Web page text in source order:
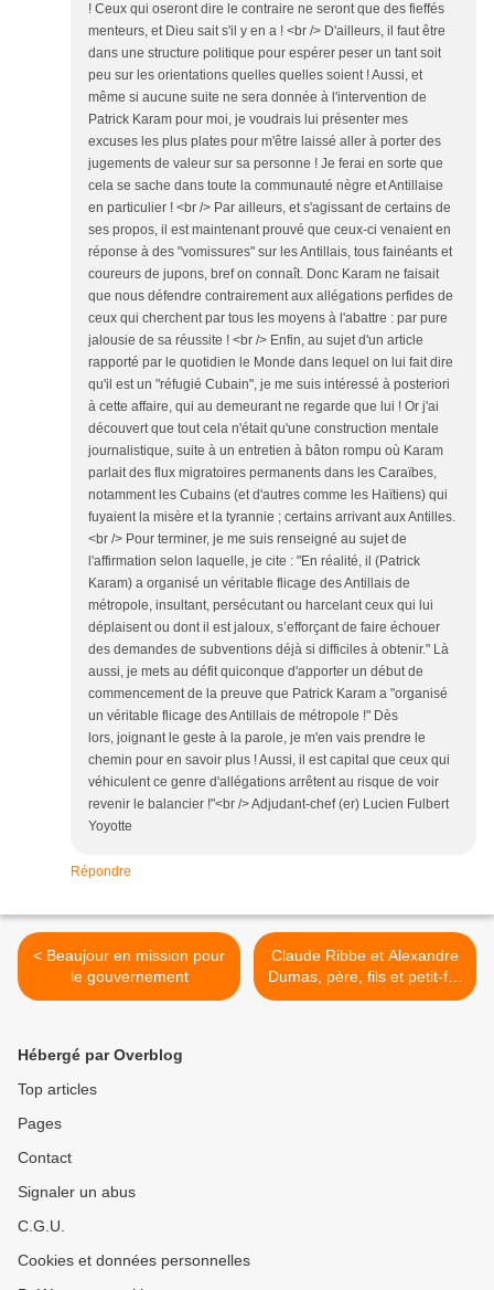
! Ceux qui oseront dire le contraire ne seront que des fieffés
menteurs, et Dieu sait s'il y en a ! <br /> D'ailleurs, il faut être
dans une structure politique pour espérer peser un tant soit
peu sur les orientations quelles quelles soient ! Aussi, et
même si aucune suite ne sera donnée à l'intervention de
Patrick Karam pour moi, je voudrais lui présenter mes
excuses les plus plates pour m'être laissé aller à porter des
jugements de valeur sur sa personne ! Je ferai en sorte que
cela se sache dans toute la communauté nègre et Antillaise
en particulier ! <br /> Par ailleurs, et s'agissant de certains de
ses propos, il est maintenant prouvé que ceux-ci venaient en
réponse à des "vomissures" sur les Antillais, tous fainéants et
coureurs de jupons, bref on connaît. Donc Karam ne faisait
que nous défendre contrairement aux allégations perfides de
ceux qui cherchent par tous les moyens à l'abattre : par pure
jalousie de sa réussite ! <br /> Enfin, au sujet d'un article
rapporté par le quotidien le Monde dans lequel on lui fait dire
qu'il est un "réfugié Cubain", je me suis intéressé à posteriori
à cette affaire, qui au demeurant ne regarde que lui ! Or j'ai
découvert que tout cela n'était qu'une construction mentale
journalistique, suite à un entretien à bâton rompu où Karam
parlait des flux migratoires permanents dans les Caraïbes,
notamment les Cubains (et d'autres comme les Haïtiens) qui
fuyaient la misère et la tyrannie ; certains arrivant aux Antilles.
<br /> Pour terminer, je me suis renseigné au sujet de
l'affirmation selon laquelle, je cite : "En réalité, il (Patrick
Karam) a organisé un véritable flicage des Antillais de
métropole, insultant, persécutant ou harcelant ceux qui lui
déplaisent ou dont il est jaloux, s’efforçant de faire échouer
des demandes de subventions déjà si difficiles à obtenir." Là
aussi, je mets au défit quiconque d'apporter un début de
commencement de la preuve que Patrick Karam a "organisé
un véritable flicage des Antillais de métropole !" Dès
lors, joignant le geste à la parole, je m'en vais prendre le
chemin pour en savoir plus ! Aussi, il est capital que ceux qui
véhiculent ce genre d'allégations arrêtent au risque de voir
revenir le balancier !"<br /> Adjudant-chef (er) Lucien Fulbert
Yoyotte
Répondre
< Beaujour en mission pour
le gouvernement
Claude Ribbe et Alexandre
Dumas, père, fils et petit-fils
>
Hébergé par Overblog
Top articles
Pages
Contact
Signaler un abus
C.G.U.
Cookies et données personnelles